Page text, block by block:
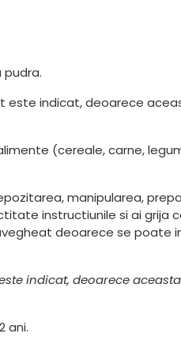
este indicat, deoarece
alimente (cereale, carne,
manipularea,
instructiunile si ai grija
deoarece se poate
indicat, deoarece
ani.